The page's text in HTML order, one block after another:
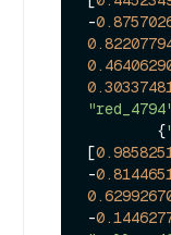
-
        {
[
-
-